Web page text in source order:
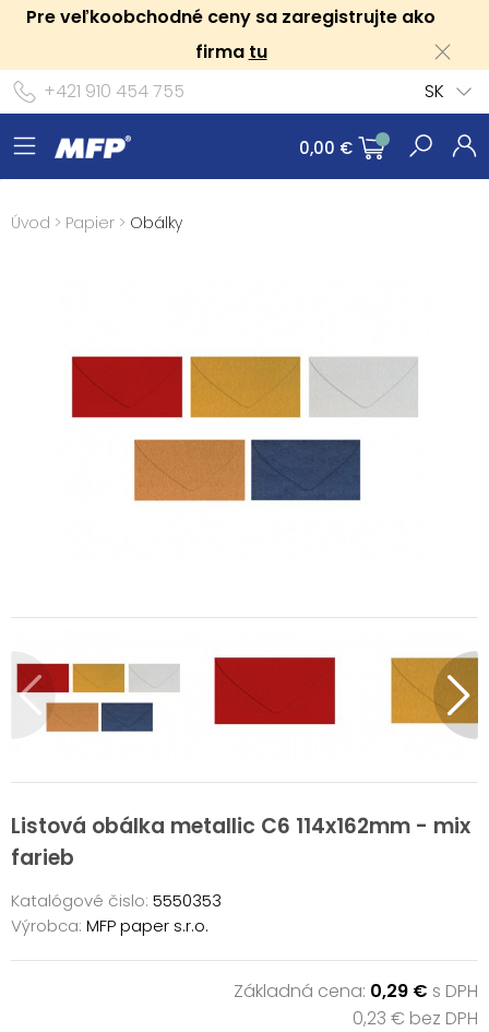
Pre veľkoobchodné ceny sa zaregistrujte ako
firma tu
+421 910 454 755
SK
0,00 €
Úvod > Papier > Obálky
Listová obálka metallic C6 114x162mm - mix
farieb
Katalógové čislo: 5550353
Výrobca: MFP paper s.r.o.
Základná cena: 0,29 € s DPH
0,23 € bez DPH